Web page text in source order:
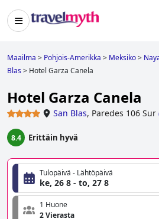
Maailma > Pohjois-Amerikka > Meksiko>
Blas> Hotel Garza Canela
Hotel Garza Canela
San Blas, Paredes 106 Sur
8.4 Erittäin hyvä
Tulopäivä - Lähtöpäivä
ke, 26 8 - to, 27 8
1 Huone
2 Vierasta